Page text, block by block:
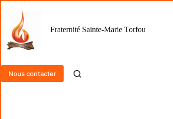
contenu
Fraternité Sainte-Marie Torfou
Nous contacter